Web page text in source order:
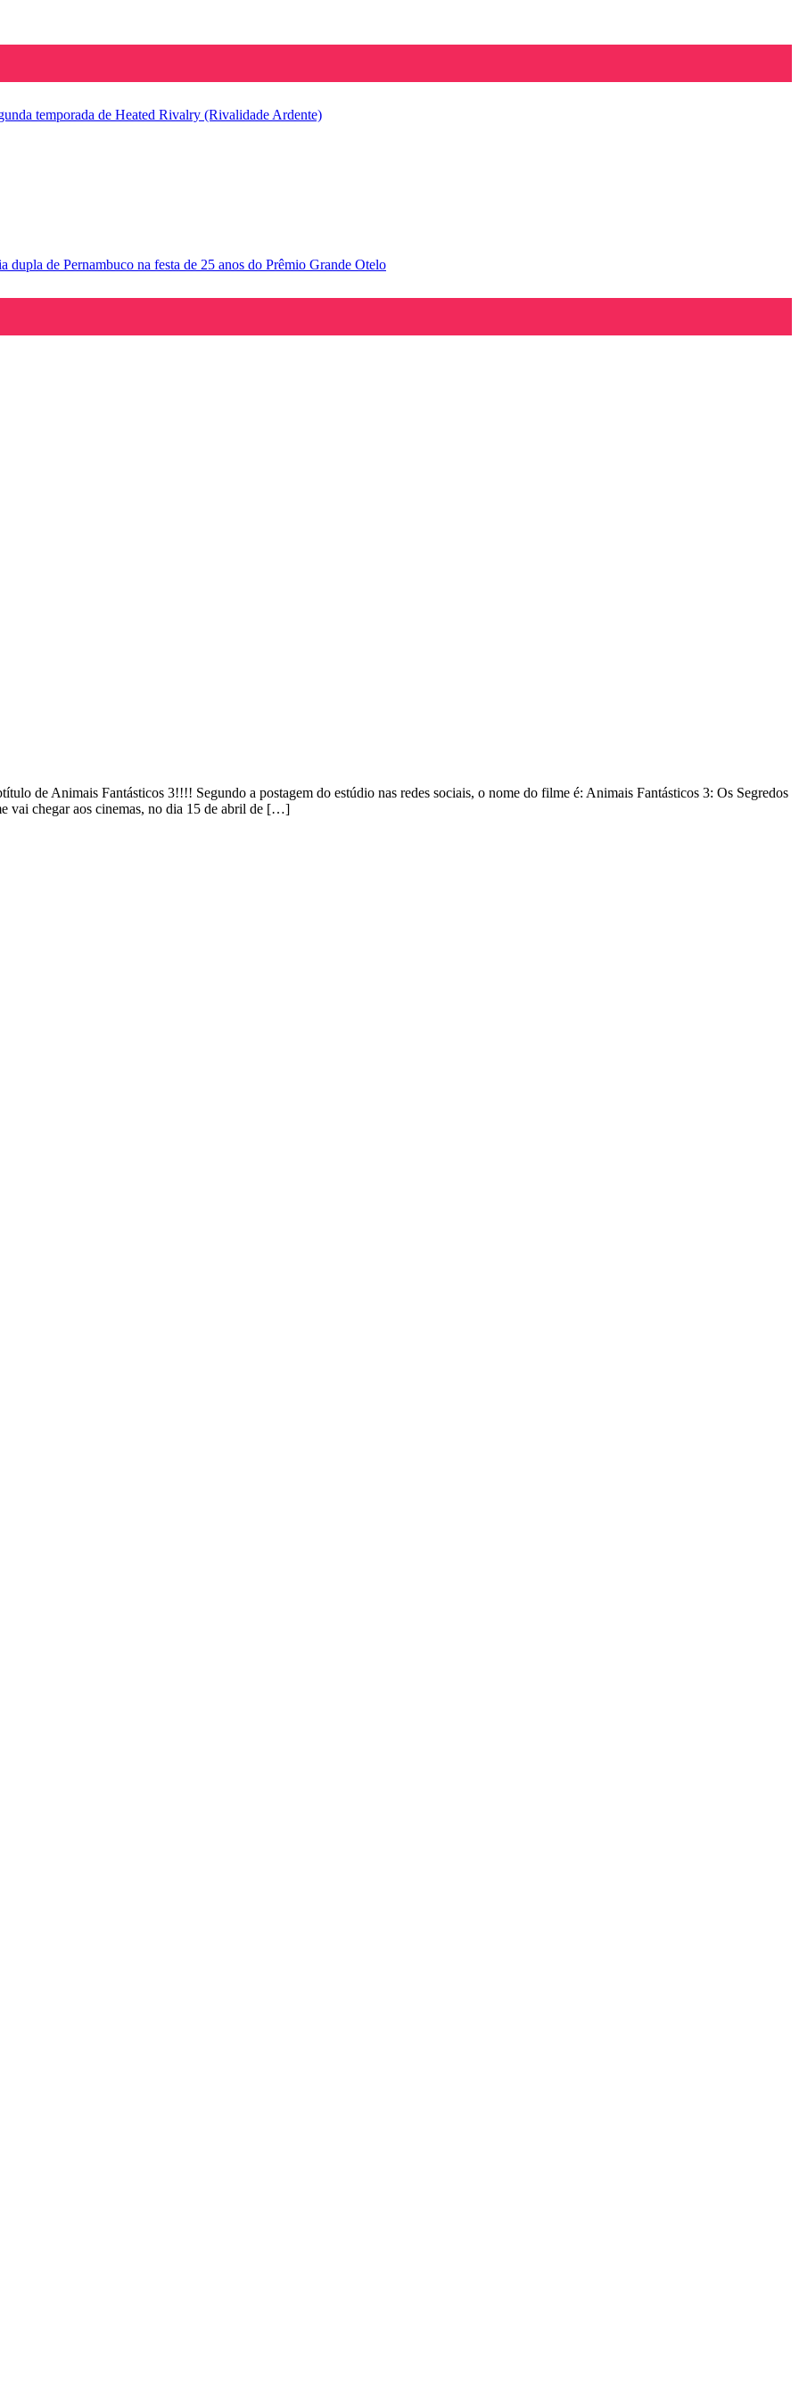
temporada de Heated Rivalry (Rivalidade Ardente)
de Pernambuco na festa de 25 anos do Prêmio Grande Otelo
de Animais Fantásticos 3!!!! Segundo a postagem do estúdio nas redes sociais, o nome do filme é: Animais Fantásticos 3: Os Segredos
vai chegar aos cinemas, no dia 15 de abril de […]